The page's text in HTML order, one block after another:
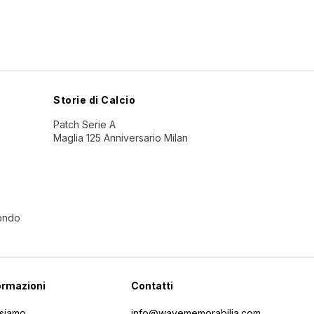
Storie di Calcio
Patch Serie A
Maglia 125 Anniversario Milan
Contatti